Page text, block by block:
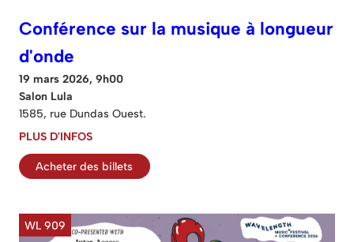
Conférence sur la musique à longueur
d'onde
19 mars 2026, 9h00
Salon Lula
1585, rue Dundas Ouest.
PLUS D'INFOS
Acheter des billets
WL 909